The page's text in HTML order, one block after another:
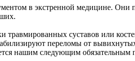
в экстренной медицине. Они
суставов или
переломы от
нашим следующим обязательным